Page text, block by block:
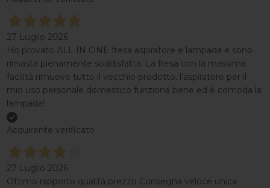
27 Luglio 2026
Ho provato ALL IN ONE fresa aspiratore e lampada e sono
rimasta pienamente soddisfatta. La fresa con la massima
facilità rimuove tutto il vecchio prodotto, l’aspiratore per il
mio uso personale domestico funziona bene ed è comoda la
lampada!
Acquirente verificato
27 Luglio 2026
Ottimo rapporto qualità prezzo Consegna veloce unica